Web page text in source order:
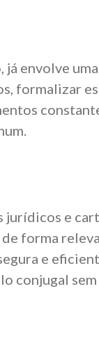
já envolve
formalizar
jurídicos e
forma
e
conjugal